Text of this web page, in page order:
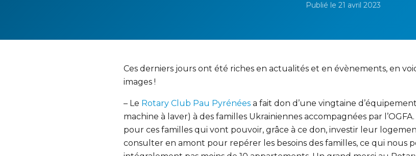
Publié le 21 avril 2023
Ces derniers jours ont été riches en actualités et en évènements, en
images !
– Le Rotary Club Pau Pyrénées a fait don d’une vingtaine
machine à laver) à des familles Ukrainiennes accompagnées par
pour ces familles qui vont pouvoir, grâce à ce don, investir leur
consulter en amont pour repérer les besoins des familles, ce qui nous